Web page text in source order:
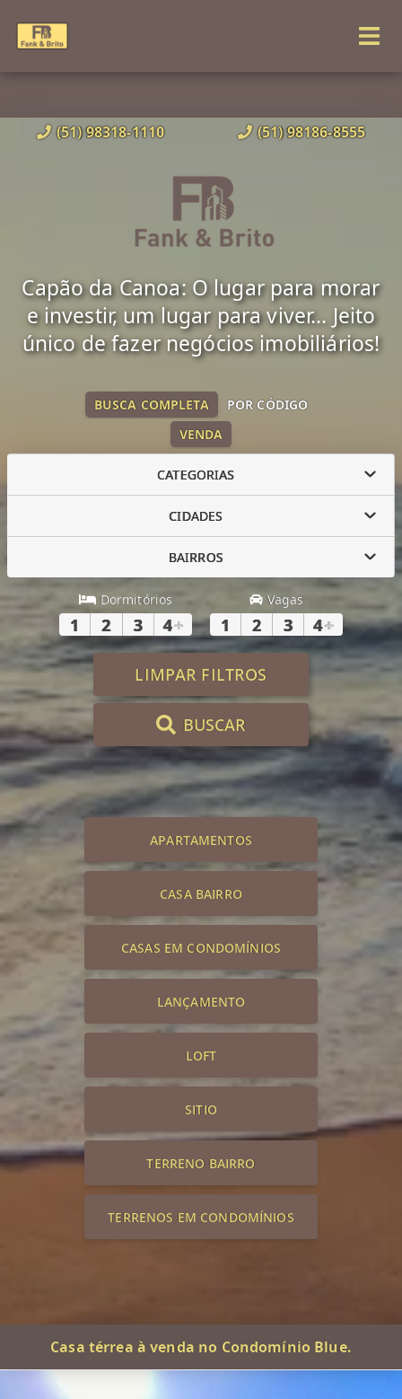
(51) 98318-1110 (51) 98186-8555
Capão da Canoa: O lugar para morar
e investir, um lugar para viver... Jeito
único de fazer negócios imobiliários!
VENDA
BUSCA COMPLETA POR CÓDIGO
CATEGORIAS
CIDADES
BAIRROS
Dormitórios
1 2 3 4+
Vagas
1 2 3 4+
LIMPAR FILTROS
BUSCAR
APARTAMENTOS
CASA BAIRRO
CASAS EM CONDOMÍNIOS
LANÇAMENTO
LOFT
SITIO
TERRENO BAIRRO
TERRENOS EM CONDOMÍNIOS
Casa térrea à venda no Condomínio Blue.